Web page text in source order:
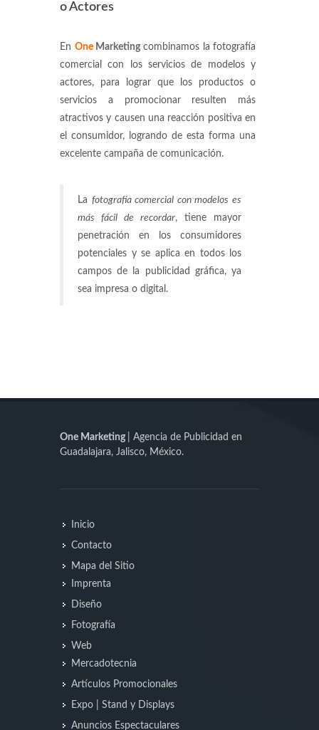
o Actores
En One Marketingcombinamos la fotografía
comercial con los servicios de modelos y
actores, para lograr que los productos o
servicios a promocionar resulten más
atractivos y causen una reacción positiva en
el consumidor, logrando de esta forma una
excelente campaña de comunicación.
La fotografía comercial con modelos es
más fácil de recordar, tiene mayor
penetración en los consumidores
potenciales y se aplica en todos los
campos de la publicidad gráfica, ya
sea impresa o digital.
One Marketing
| Agencia de Publicidad en
Guadalajara, Jalisco, México.
Inicio
Contacto
Mapa del Sitio
Imprenta
Diseño
Fotografía
Web
Mercadotecnia
Artículos Promocionales
Expo | Stand y Displays
Anuncios Espectaculares